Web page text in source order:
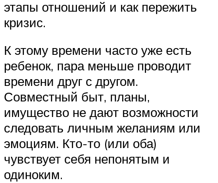
этапы отношений и как пережить
кризис.
К этому времени часто уже есть
ребенок, пара меньше проводит
времени друг с другом.
Совместный быт, планы,
имущество не дают возможности
следовать личным желаниям или
эмоциям. Кто-то (или оба)
чувствует себя непонятым и
одиноким.